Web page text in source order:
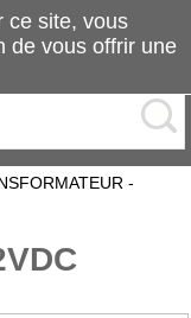
-
ce site, vous
de vous offrir une